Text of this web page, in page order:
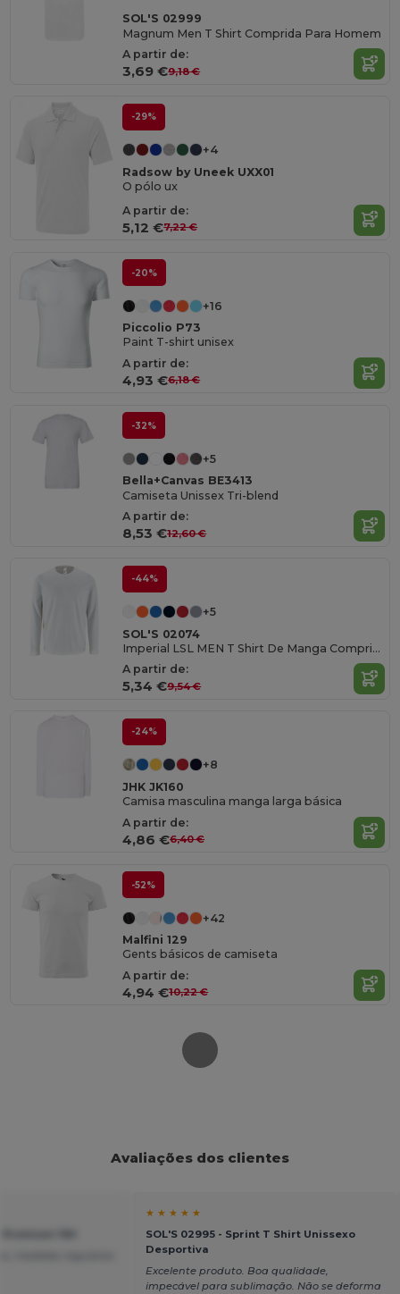
SOL'S 02999
Magnum Men T Shirt Comprida Para Homem
A partir de:
3,69 €9,18 €
-29%
+4
Radsow by Uneek UXX01
O pólo ux
A partir de:
5,12 €7,22 €
-20%
+16
Piccolio P73
Paint T-shirt unisex
A partir de:
4,93 €6,18 €
-32%
+5
Bella+Canvas BE3413
Camiseta Unissex Tri-blend
A partir de:
8,53 €12,60 €
-44%
+5
SOL'S 02074
Imperial LSL MEN T Shirt De Manga Comprida Para Homem
A partir de:
5,34 €9,54 €
-24%
+8
JHK JK160
Camisa masculina manga larga básica
A partir de:
4,86 €6,40 €
-52%
+42
Malfini 129
Gents básicos de camiseta
A partir de:
4,94 €10,22 €
Avaliações dos clientes
★ ★ ★ ★ ★
SOL'S 02995 - Sprint T Shirt Unissexo
Desportiva
Excelente produto. Boa qualidade,
impecável para sublimação. Não se deforma